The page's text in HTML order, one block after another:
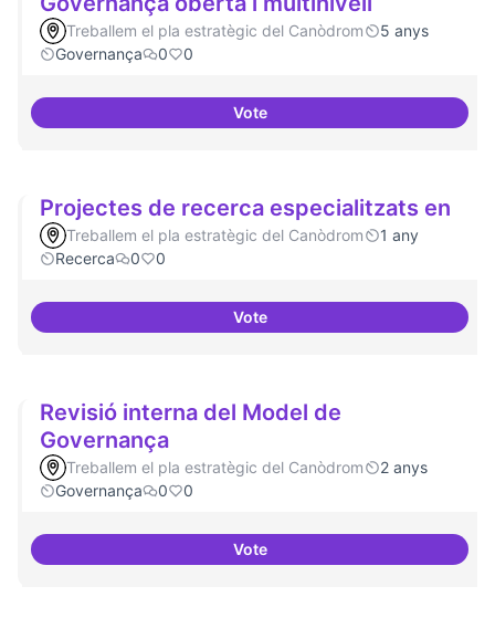
Treballem el pla estratègic del Canòdrom
5 anys
Governança
0 0
VoteGovernança oberta i multinivell
Projectes de recerca especialitzats en
Treballem el pla estratègic del Canòdrom
1 any
Recerca
0 0
VoteProjectes de recerca
Revisió interna del Model de
Governança
Treballem el pla estratègic del Canòdrom
2 anys
Governança
0 0
VoteRevisió interna del Model de